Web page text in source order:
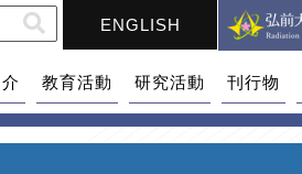
ENGLISH
教育活動 研究活動 刊行物